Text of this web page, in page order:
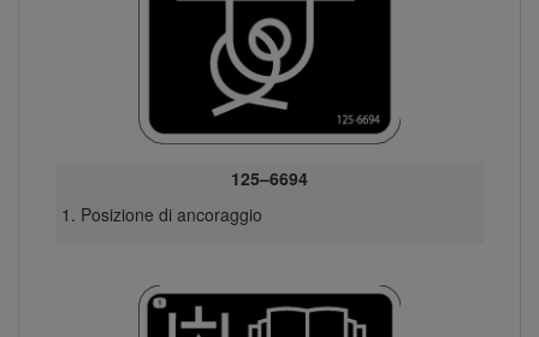
125–6694
Posizione di ancoraggio